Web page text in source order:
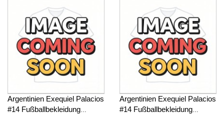
Argentinien Exequiel Palacios
#14 Fußballbekleidung
Argentinien Exequiel Palacios
#14 Fußballbekleidung